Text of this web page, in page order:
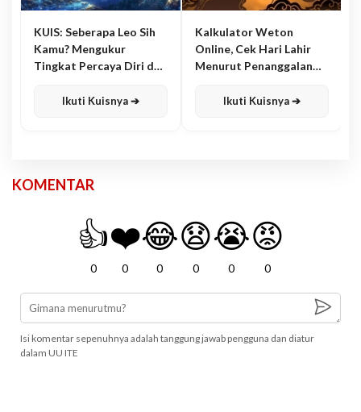
KUIS: Seberapa Leo Sih
Kamu? Mengukur
Tingkat Percaya Diri dan
Ikuti Kuisnya ➔
Kalkulator Weton
Online, Cek Hari Lahir
Menurut Penanggalan
Ikuti Kuisnya ➔
KOMENTAR
👍
0
❤️
0
😂
0
😧
0
😭
0
😡
0
Isi komentar sepenuhnya adalah tanggung jawab pengguna dan diatur
dalam UU ITE